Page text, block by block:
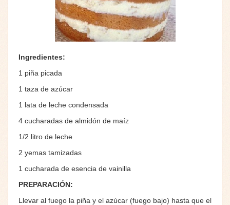
Ingredientes:
1 piña picada
1 taza de azúcar
1 lata de leche condensada
4 cucharadas de almidón de maíz
1/2 litro de leche
2 yemas tamizadas
1 cucharada de esencia de vainilla
PREPARACIÓN:
Llevar al fuego la piña y el azúcar (fuego bajo) hasta que el